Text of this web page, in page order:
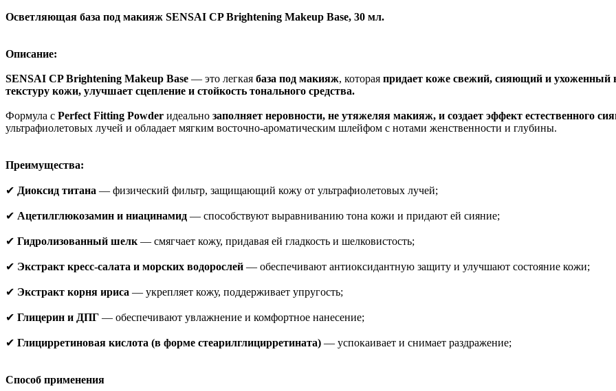
Осветляющая база под макияж SENSAI CP Brightening Makeup Base, 30 мл.
Описание:
SENSAI CP Brightening Makeup Base — это легкая база под макияж, которая придает коже свежий, сияющий и ухоженный
текстуру кожи, улучшает сцепление и стойкость тонального средства.
Формула с Perfect Fitting Powder идеально заполняет неровности, не утяжеляя макияж, и создает эффект естественного
ультрафиолетовых лучей и обладает мягким восточно-ароматическим шлейфом с нотами женственности и глубины.
Преимущества:
✔ Диоксид титана — физический фильтр, защищающий кожу от ультрафиолетовых лучей;
✔ Ацетилглюкозамин и ниацинамид — способствуют выравниванию тона кожи и придают ей сияние;
✔ Гидролизованный шелк — смягчает кожу, придавая ей гладкость и шелковистость;
✔ Экстракт кресс-салата и морских водорослей — обеспечивают антиоксидантную защиту и улучшают состояние кожи;
✔ Экстракт корня ириса — укрепляет кожу, поддерживает упругость;
✔ Глицерин и ДПГ — обеспечивают увлажнение и комфортное нанесение;
✔ Глицирретиновая кислота (в форме стеарилглицирретината) — успокаивает и снимает раздражение;
Способ применения